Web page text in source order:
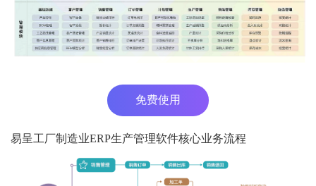
免费使用
易呈工厂制造业ERP生产管理软件核心业务流程